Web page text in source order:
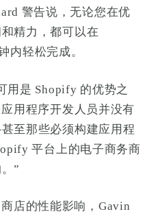
警告说，无论您在优
精力，都可以在
内轻松完成。
用是 Shopify 的优势之
用程序开发人员并没有
至那些必须构建应用程
平台上的电子商务商
”
店的性能影响，Gavin